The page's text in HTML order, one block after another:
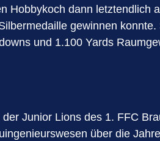
Hobbykoch dann letztendlich
gewinnen
und 1.100 Yards
Junior Lions des 1. FFC
über die